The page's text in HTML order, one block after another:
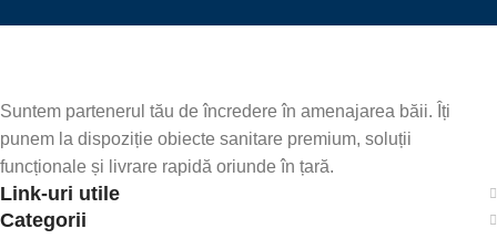
Suntem partenerul tău de încredere în amenajarea băii. Îți
punem la dispoziție obiecte sanitare premium, soluții
funcționale și livrare rapidă oriunde în țară.
Link-uri utile
Categorii